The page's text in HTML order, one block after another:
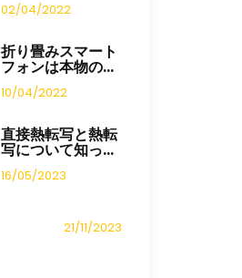
02/04/2022
折り畳みスマート
フォンは本物の...
10/04/2022
直接熱転写と熱転
写について知っ...
16/05/2023
21/11/2023